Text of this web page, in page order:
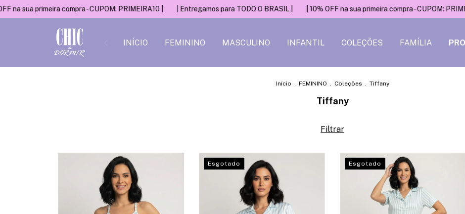
sua primeira compra - CUPOM: PRIMEIRA10 | | Entregamos para TODO O BRASIL | | 10% OFF na sua primeira compra - CUPOM:
INÍCIO FEMININO MASCULINO INFANTIL COLEÇÕES FAMÍLIA
Início . FEMININO . Coleções . Tiffany
Tiffany
Filtrar
Esgotado Esgotado